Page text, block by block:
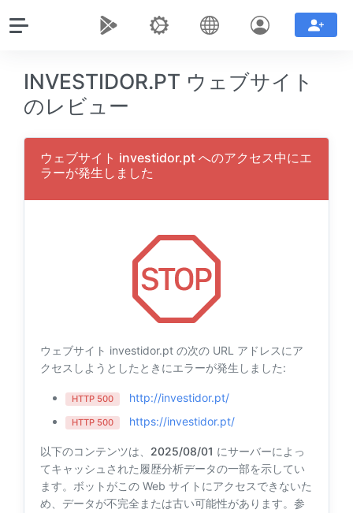
INVESTIDOR.PT ウェブサイト
のレビュー
ウェブサイト investidor.pt へのアクセス中にエ
ラーが発生しました
ウェブサイト investidor.pt の次の URL アドレスにア
クセスしようとしたときにエラーが発生しました:
HTTP 500 http://investidor.pt/
HTTP 500 https://investidor.pt/
以下のコンテンツは、 2025/08/01 にサーバーによっ
てキャッシュされた履歴分析データの一部を示してい
ます。ボットがこの Web サイトにアクセスできないた
め、データが不完全または古い可能性があります。参